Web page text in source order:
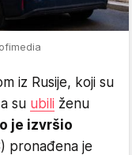
iz Rusije, koji su
su ubili ženu
je izvršio
pronađena je